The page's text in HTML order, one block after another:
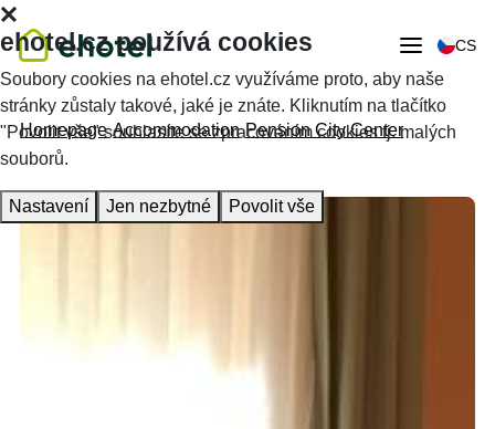
CS
Homepage Accommodation Pension City Center
ehotel.cz používá cookies
Soubory cookies na ehotel.cz využíváme proto, aby naše
stránky zůstaly takové, jaké je znáte. Kliknutím na tlačítko
"Povolit vše" souhlasíte se zpracováním cookies tj. malých
souborů.
Nastavení Jen nezbytné Povolit vše